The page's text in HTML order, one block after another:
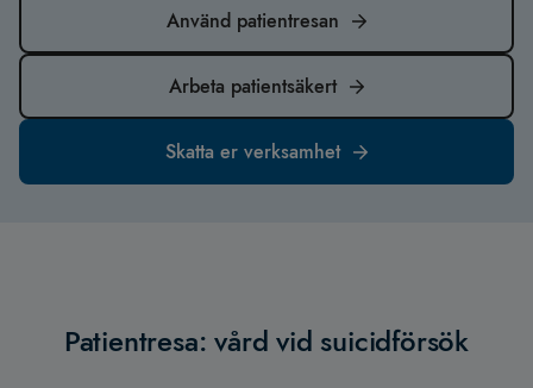
Använd patientresan
Arbeta patientsäkert
Skatta er verksamhet
Patientresa: vård vid suicidförsök